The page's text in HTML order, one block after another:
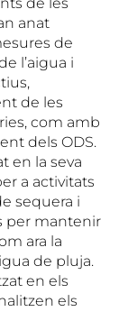
anat
de
l’aigua i
de les
com amb
dels ODS.
en la seva
a activitats
sequera i
per mantenir
ara la
de pluja.
en els
els